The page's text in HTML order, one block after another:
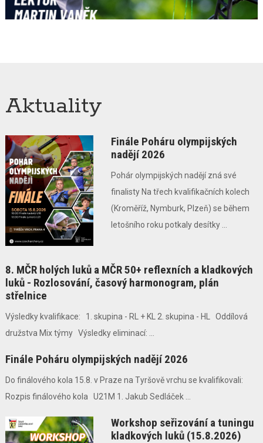
Aktuality
Finále Poháru olympijských
nadějí 2026
Pohár olympijských nadějí zná své
finalisty Na třech kvalifikačních kolech
(Kroměříž, Nymburk, Plzeň) se během
letošního roku potkaly desítky ...
8. MČR holých luků a MČR 50+ reflexních a kladkových
luků - Rozlosování, časový harmonogram, plán
střelnice
Výsledky kvalifikace: 1. skupina - RL + KL 2. skupina - HL Oddílová
družstva Mix týmy Výsledky eliminací: ...
Finále Poháru olympijských nadějí 2026
Do finálového kola 15.8. v Praze na Tyršově vrchu se kvalifikovali:
Rozpis finálového kola U21M 1. Jakub Sedláček ...
Workshop seřizování a tuningu
kladkových luků (15.8.2026)